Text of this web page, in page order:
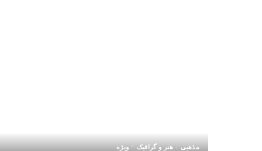
مذهبی هنر و گرافیک ویژه